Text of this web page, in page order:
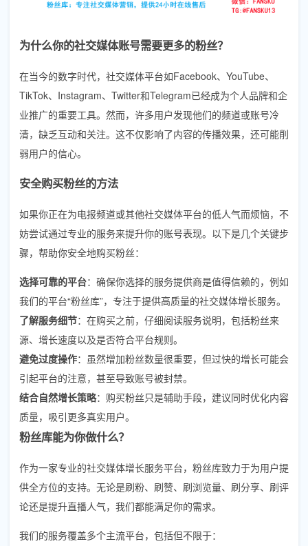
为什么你的社交媒体账号需要更多的粉丝？
在当今的数字时代，社交媒体平台如Facebook、YouTube、
TikTok、Instagram、Twitter和Telegram已经成为个人品牌和企
业推广的重要工具。然而，许多用户发现他们的频道或账号冷
清，缺乏互动和关注。这不仅影响了内容的传播效果，还可能削
弱用户的信心。
安全购买粉丝的方法
如果你正在为电报频道或其他社交媒体平台的低人气而烦恼，不
妨尝试通过专业的服务来提升你的账号表现。以下是几个关键步
骤，帮助你安全地购买粉丝：
选择可靠的平台：确保你选择的服务提供商是值得信赖的，例如
我们的平台“粉丝库”，专注于提供高质量的社交媒体增长服务。
了解服务细节：在购买之前，仔细阅读服务说明，包括粉丝来
源、增长速度以及是否符合平台规则。
避免过度操作：虽然增加粉丝数量很重要，但过快的增长可能会
引起平台的注意，甚至导致账号被封禁。
结合自然增长策略：购买粉丝只是辅助手段，建议同时优化内容
质量，吸引更多真实用户。
粉丝库能为你做什么？
作为一家专业的社交媒体增长服务平台，粉丝库致力于为用户提
供全方位的支持。无论是刷粉、刷赞、刷浏览量、刷分享、刷评
论还是提升直播人气，我们都能满足你的需求。
我们的服务覆盖多个主流平台，包括但不限于：